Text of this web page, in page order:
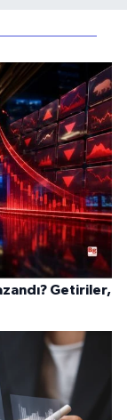
Getiriler,